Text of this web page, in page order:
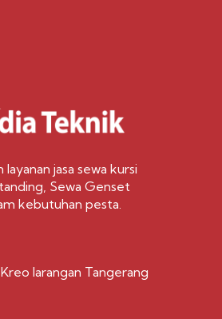
jasa sewa kursi
Sewa Genset
kebutuhan pesta.
Kreo larangan Tangerang